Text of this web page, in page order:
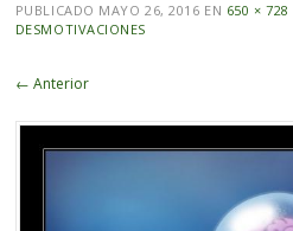
PUBLICADO MAYO 26, 2016 EN 650 × 728
DESMOTIVACIONES
← Anterior